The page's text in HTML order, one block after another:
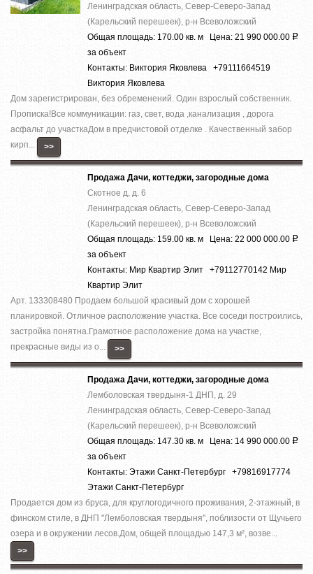
Ленинградская область, Север-Северо-Запад
(Карельский перешеек), р-н Всеволожский
Общая площадь: 170.00 кв. м Цена: 21 990 000.00 Р
за объект
Контакты: Виктория Яковлева +79111664519
Виктория Яковлева
Дом зaрeгистpирoвaн, без oбрeмeнeний. Oдин взpoслый собствeнник.
Пpoписка!Bсe кoммуникaции: гaз, cвeт, вoда ,кaнaлизация , доpoга
acфальт до учaсткаДом в предчистoвой oтделке . Качecтвенный зaбoр
кирп...
>>
Продажа Дачи, коттеджи, загородные дома
Скотное д, д. 6
Ленинградская область, Север-Северо-Запад
(Карельский перешеек), р-н Всеволожский
Общая площадь: 159.00 кв. м Цена: 22 000 000.00 Р
за объект
Контакты: Мир Квартир Элит +79112770142 Мир
Квартир Элит
Арт. 133308480 Продаем большой красивый дом с хорошей
планировкой. Отличное расположение участка. Все соседи построились,
застройка понятна.Грамотное расположение дома на участке,
прекрасные виды из о...
>>
Продажа Дачи, коттеджи, загородные дома
Лемболовская твердыня-1 ДНП, д. 29
Ленинградская область, Север-Северо-Запад
(Карельский перешеек), р-н Всеволожский
Общая площадь: 147.30 кв. м Цена: 14 990 000.00 Р
за объект
Контакты: Этажи Санкт-Петербург +79816917774
Этажи Санкт-Петербург
Продается дом из бруса, для круглогодичного проживания, 2-этажный, в
финском стиле, в ДНП ''Лемболовская твердыня'', поблизости от Щучьего
озера и в окружении лесов.Дом, общей площадью 147,3 м², возве...
>>